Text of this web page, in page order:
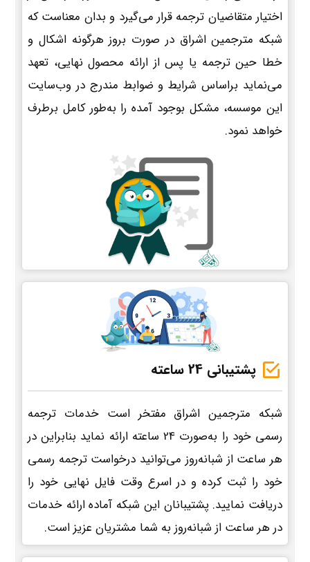
اختیار متقاضیان ترجمه قرار می‌گیرد و بدان معناست که
شبکه مترجمین اشراق در صورت بروز هرگونه اشکال و
خطا حین ترجمه یا پس از ارائه محصول نهایی، تعهد
می‌نماید براساس شرایط و ضوابط مندرج در وب‌سایت
این موسسه، مشکل بوجود آمده را به‌طور کامل برطرف
خواهد نمود.
پشتیبانی 24 ساعته
شبکه مترجمین اشراق مفتخر است خدمات ترجمه
رسمی خود را به‌صورت 24 ساعته ارائه نماید بنابراین در
هر ساعت از شبانه‌روز می‌توانید درخواست ترجمه رسمی
خود را ثبت کرده و در اسرع وقت فایل نهایی خود را
دریافت نمایید. پشتیبانان این شبکه آماده ارائه خدمات
در هر ساعت از شبانه‌روز به شما مشتریان عزیز است.